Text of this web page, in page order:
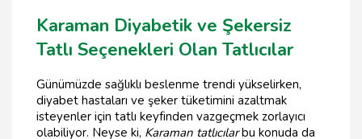
Karaman Diyabetik ve Şekersiz
Tatlı Seçenekleri Olan Tatlıcılar
Günümüzde sağlıklı beslenme trendi yükselirken,
diyabet hastaları ve şeker tüketimini azaltmak
isteyenler için tatlı keyfinden vazgeçmek zorlayıcı
olabiliyor. Neyse ki, Karaman tatlıcılarbu konuda da